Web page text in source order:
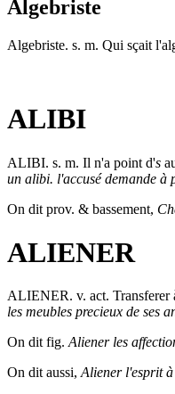
Algebriste
Algebriste. s. m. Qui sçait
ALIBI
ALIBI. s. m. Il n'a point d's
un alibi. l'accusé demande à
On dit prov. & bassement,
ALIENER
ALIENER. v. act.
les meubles precieux de ses
On dit fig. Aliener les
On dit aussi, Aliener l'esprit à